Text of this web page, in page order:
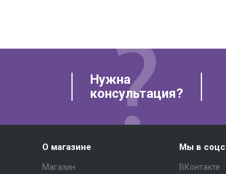
Нужна
консультация?
О магазине
Магазин
Мы в
ВКонтакте